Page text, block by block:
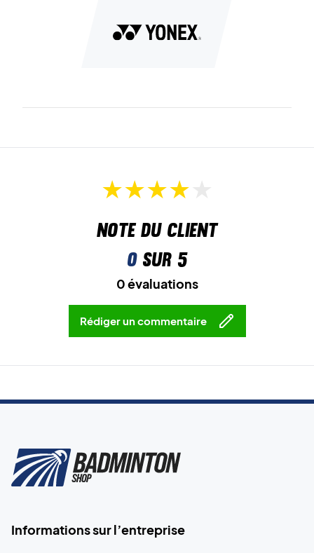
des changements de direction rapides, sûrs et précis.
Note du client
0sur 5
0 évaluations
Rédiger un commentaire
Informations sur l’entreprise